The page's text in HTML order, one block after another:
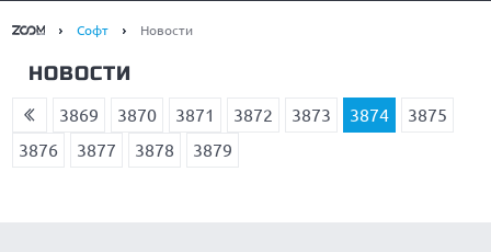
Софт Новости
НОВОСТИ
3869 3870 3871 3872 3873 3874
3875
3876
3877 3878 3879